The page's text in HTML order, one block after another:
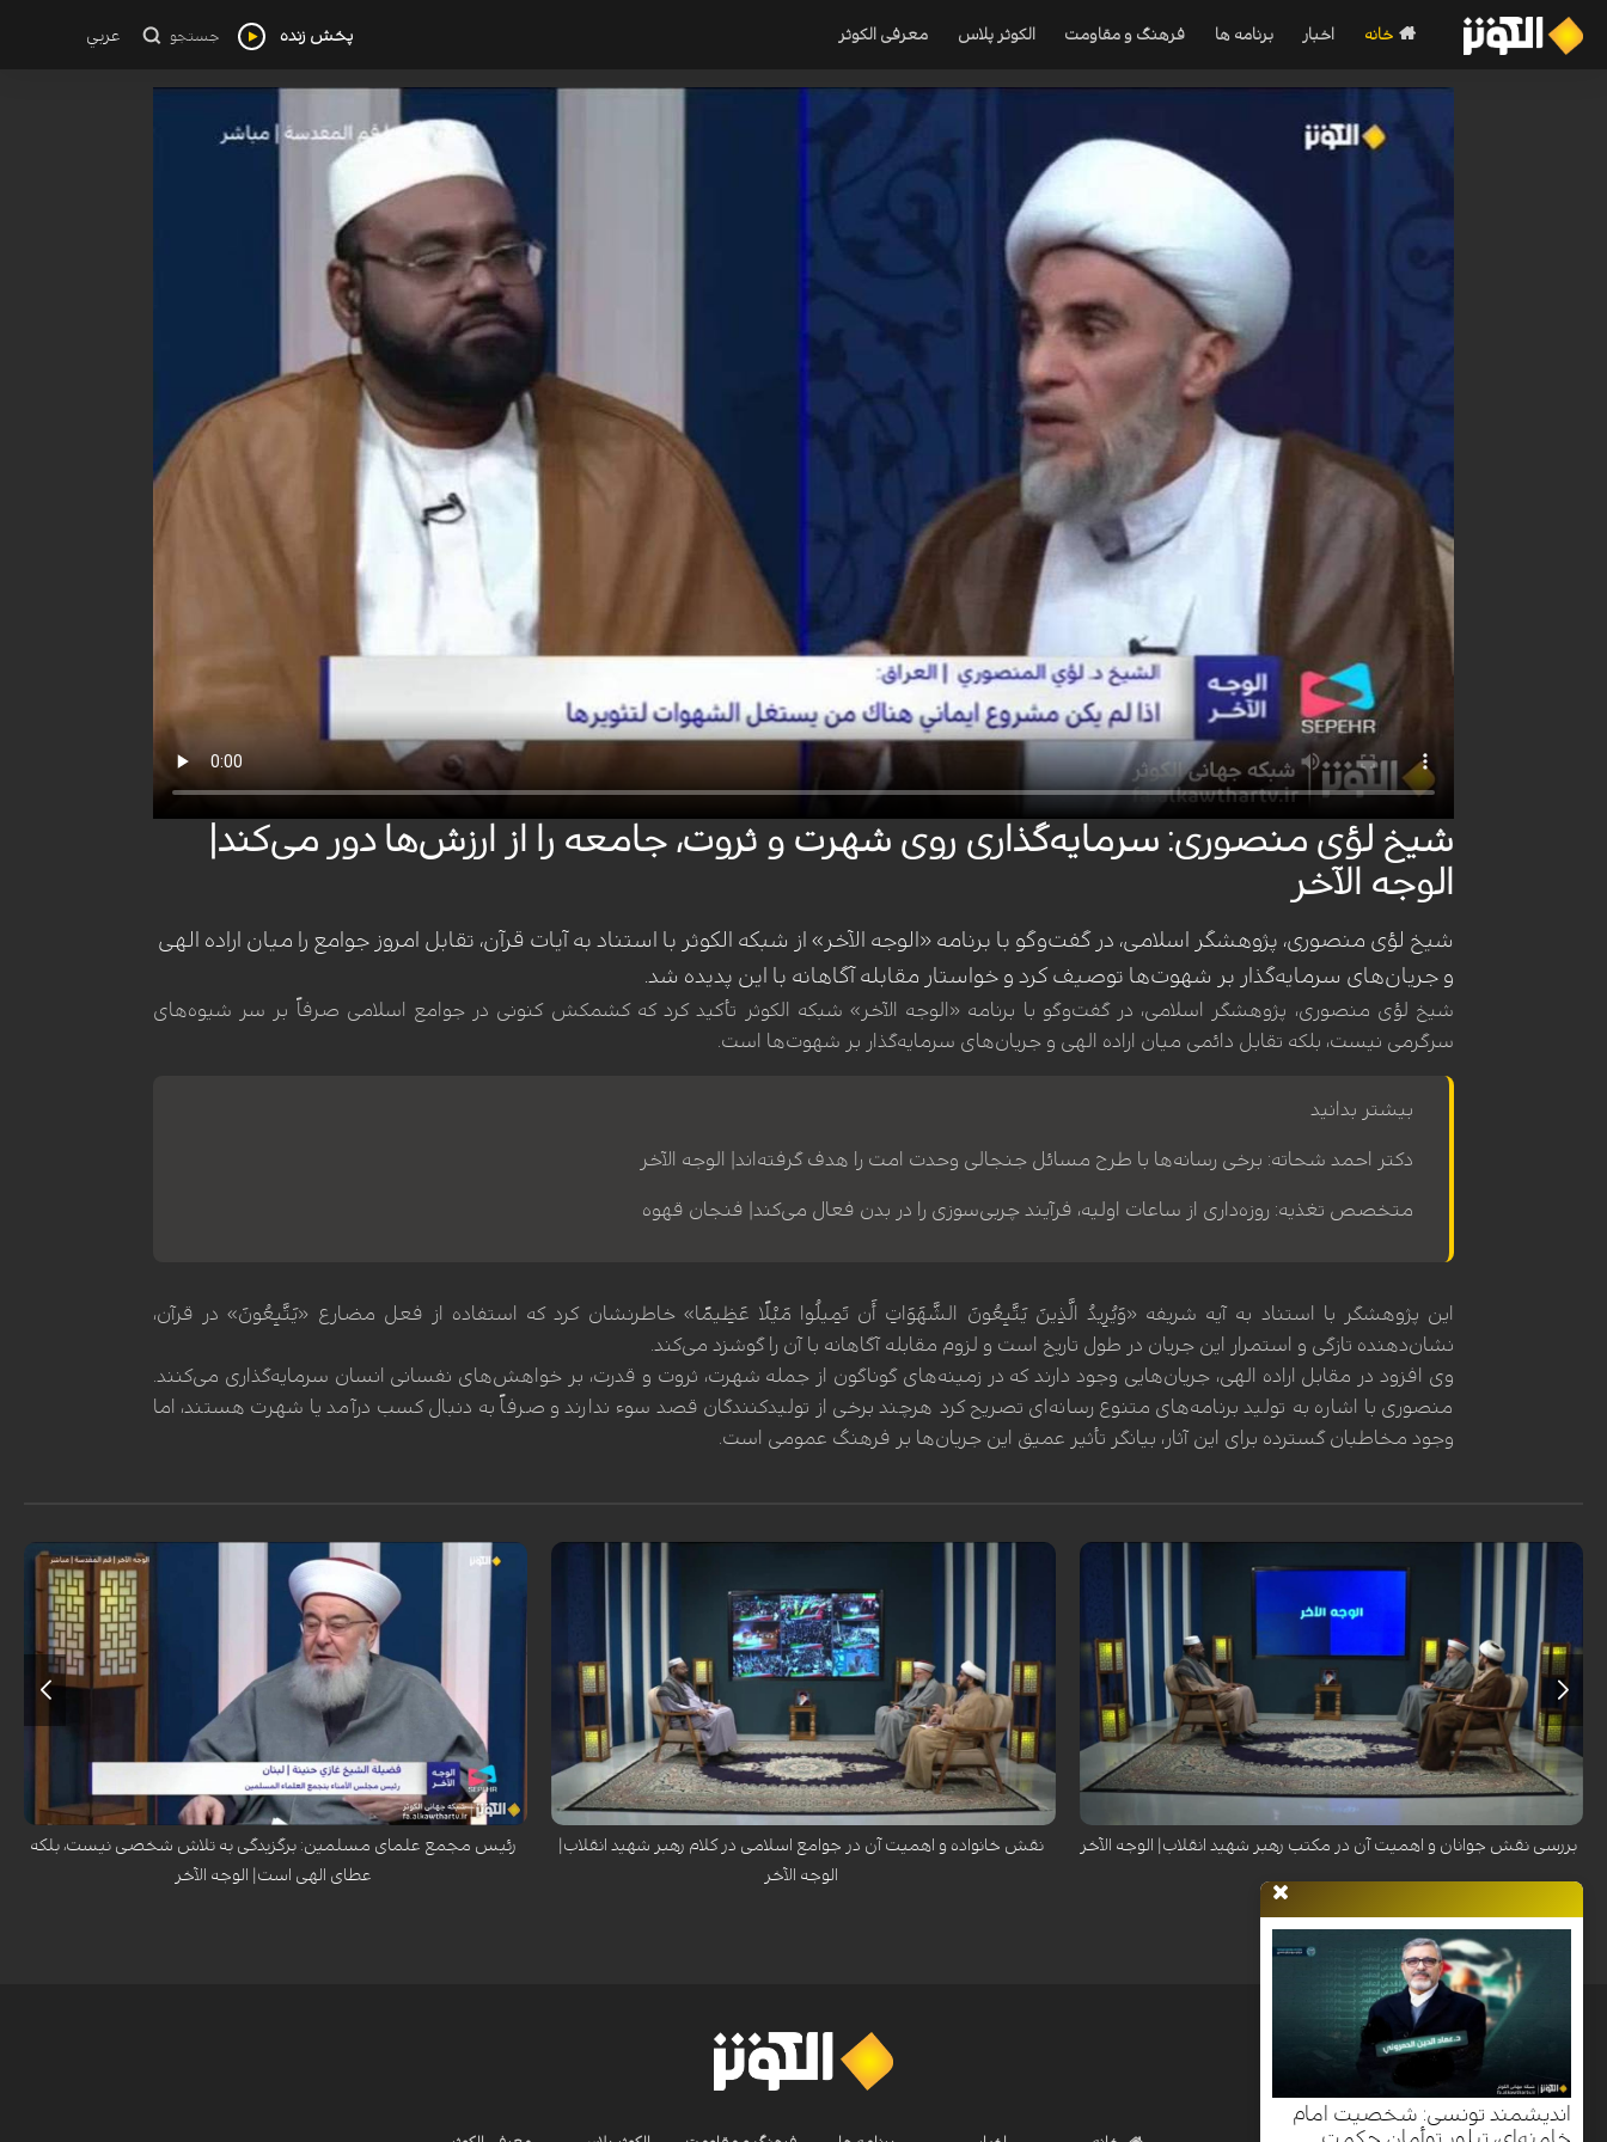
خانه اخبار برنامه ها فرهنگ و مقاومت الکوثر پلاس معرفی الکوثر پخش زنده جستجو عربي
شیخ لؤی منصوری: سرمایه‌گذاری روی شهرت و ثروت، جامعه را از ارزش‌ها دور می‌کند|
الوجه الآخر
شیخ لؤی منصوری، پژوهشگر اسلامی، در گفت‌وگو با برنامه «الوجه الآخر» از شبکه الکوثر با استناد به آیات قرآن، تقابل امروز جوامع را میان اراده الهی
و جریان‌های سرمایه‌گذار بر شهوت‌ها توصیف کرد و خواستار مقابله آگاهانه با این پدیده شد.
شیخ لؤی منصوری، پژوهشگر اسلامی، در گفت‌وگو با برنامه «الوجه الآخر» شبکه الکوثر تأکید کرد که کشمکش کنونی در جوامع اسلامی صرفاً بر سر شیوه‌های
سرگرمی نیست، بلکه تقابل دائمی میان اراده الهی و جریان‌های سرمایه‌گذار بر شهوت‌ها است.
بیشتر بدانید
دکتر احمد شحاته: برخی رسانه‌ها با طرح مسائل جنجالی وحدت امت را هدف گرفته‌اند| الوجه الآخر
متخصص تغذیه: روزه‌داری از ساعات اولیه، فرآیند چربی‌سوزی را در بدن فعال می‌کند| فنجان قهوه
این پژوهشگر با استناد به آیه شریفه «وَیُرِیدُ الَّذِینَ یَتَّبِعُونَ الشَّهَوَاتِ أَن تَمِیلُوا مَیْلًا عَظِیمًا» خاطرنشان کرد که استفاده از فعل مضارع «یَتَّبِعُونَ» در قرآن،
نشان‌دهنده تازگی و استمرار این جریان در طول تاریخ است و لزوم مقابله آگاهانه با آن را گوشزد می‌کند.
وی افزود در مقابل اراده الهی، جریان‌هایی وجود دارند که در زمینه‌های گوناگون از جمله شهرت، ثروت و قدرت، بر خواهش‌های نفسانی انسان سرمایه‌گذاری می‌کنند.
منصوری با اشاره به تولید برنامه‌های متنوع رسانه‌ای تصریح کرد هرچند برخی از تولیدکنندگان قصد سوء ندارند و صرفاً به دنبال کسب درآمد یا شهرت هستند، اما
وجود مخاطبان گسترده برای این آثار، بیانگر تأثیر عمیق این جریان‌ها بر فرهنگ عمومی است.
بررسی نقش جوانان و اهمیت آن در مکتب رهبر شهید انقلاب| الوجه الآخر
نقش خانواده و اهمیت آن در جوامع اسلامی در کلام رهبر شهید انقلاب|
الوجه الآخر
شیخ غازی حنینه، رئیس هیئت امنای تجمع علمای مسلمان، در گفت‌وگو با
برنامه «الوجه الآخر» شبکه الکوثر تأکید کرد که مسئله «برگزیدگی» امری صرفاً
الهی است که خداوند بر اساس علم و حکمت خود به بندگانش عطا می‌کند و
اصحاب کسا مصداق بارز این برگزیدگان هستند.
رئیس مجمع علمای مسلمین: برگزیدگی به تلاش شخصی نیست، بلکه
عطای الهی است| الوجه الآخر
اندیشمند تونسی: شخصیت امام